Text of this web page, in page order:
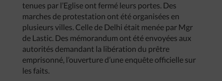
tenues par l’Eglise ont fermé leurs portes. Des
marches de protestation ont été organisées en
plusieurs villes. Celle de Delhi était menée par Mgr
de Lastic. Des mémorandum ont été envoyées aux
autorités demandant la libération du prêtre
emprisonné, l’ouverture d’une enquête officielle sur
les faits.